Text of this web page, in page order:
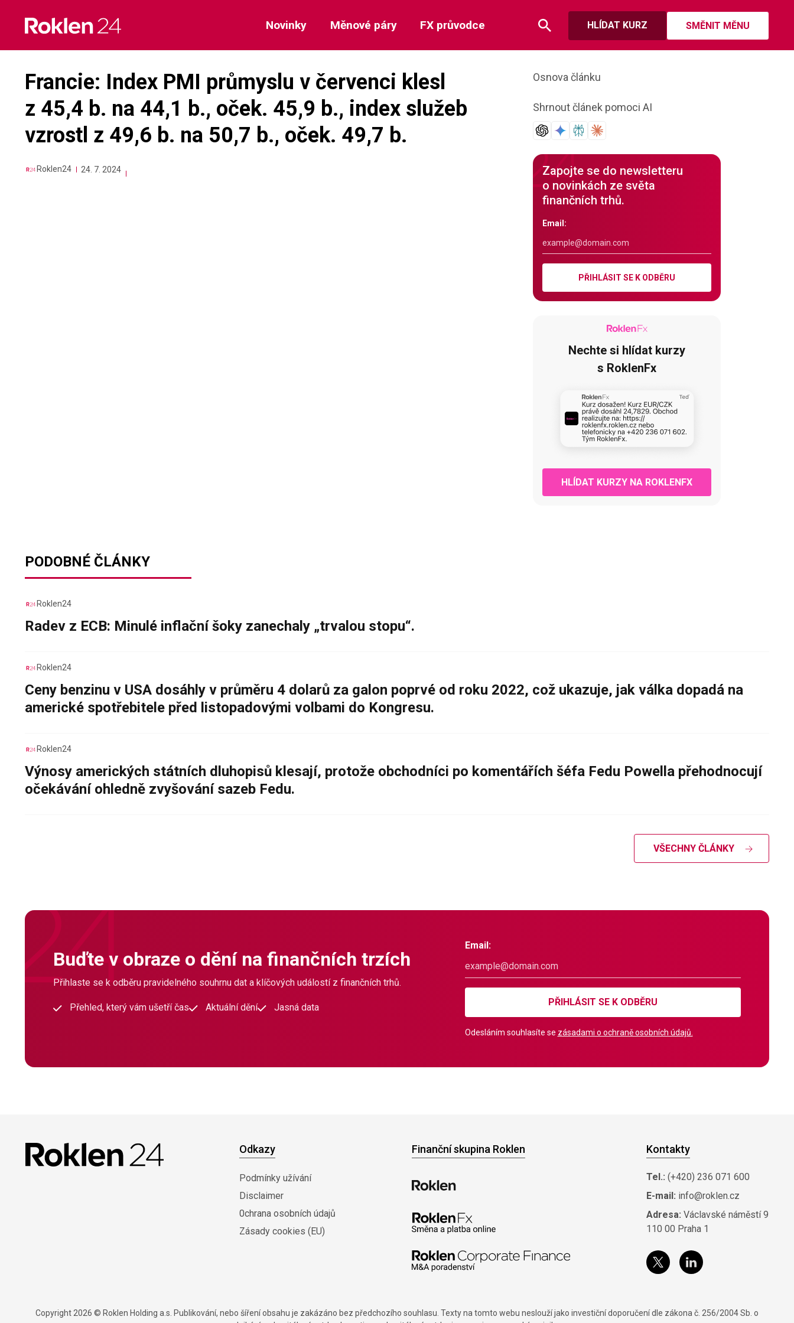
content
HLÍDAT KURZ SMĚNIT MĚNU
Novinky Měnové páry FX průvodce
Francie: Index PMI průmyslu v červenci klesl
z 45,4 b. na 44,1 b., oček. 45,9 b., index služeb
vzrostl z 49,6 b. na 50,7 b., oček. 49,7 b.
Roklen24 24. 7. 2024
Osnova článku
Shrnout článek pomoci AI
Zapojte se do newsletteru
o novinkách ze světa
finančních trhů.
Email:
PŘIHLÁSIT SE K ODBĚRU
Nechte si hlídat kurzy
s RoklenFx
HLÍDAT KURZY NA ROKLENFX
PODOBNÉ ČLÁNKY
Roklen24
Radev z ECB: Minulé inflační šoky zanechaly „trvalou stopu“.
Roklen24
Ceny benzinu v USA dosáhly v průměru 4 dolarů za galon poprvé od roku 2022, což ukazuje, jak válka dopadá na
americké spotřebitele před listopadovými volbami do Kongresu.
Roklen24
Výnosy amerických státních dluhopisů klesají, protože obchodníci po komentářích šéfa Fedu Powella přehodnocují
očekávání ohledně zvyšování sazeb Fedu.
VŠECHNY ČLÁNKY
Buďte v obraze o dění na finančních trzích
Přihlaste se k odběru pravidelného souhrnu dat a klíčových událostí z finančních trhů.
Přehled, který vám ušetří čas Aktuální dění Jasná data
Email:
PŘIHLÁSIT SE K ODBĚRU
Odesláním souhlasíte se zásadami o ochraně osobních údajů.
Odkazy
Podmínky užívání
Disclaimer
0chrana osobních údajů
Zásady cookies (EU)
Finanční skupina Roklen Kontakty
Tel.: (+420) 236 071 600
E-mail: info@roklen.cz
Adresa: Václavské náměstí 9
110 00 Praha 1
Copyright 2026 © Roklen Holding a.s. Publikování, nebo šíření obsahu je zakázáno bez předchozího souhlasu. Texty na tomto webu neslouží jako investiční doporučení dle zákona č. 256/2004 Sb. o